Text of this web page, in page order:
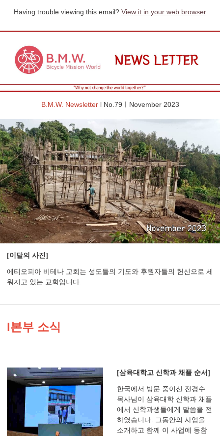
Having trouble viewing this email? View it in your web browser
B.M.W. Newsletterl No.79ㅣNovember 2023
[이달의 사진]
에티오피아 비테나 교회는 성도들의 기도와 후원자들의 헌신으로 세
워지고 있는 교회입니다.
l본부 소식
[삼육대학교 신학과 채플 순서]
한국에서 방문 중이신 전경수
목사님이 삼육대학 신학과 채플
에서 신학과생들에게 말씀을 전
하였습니다. 그동안의 사업을
소개하고 함께 이 사업에 동참